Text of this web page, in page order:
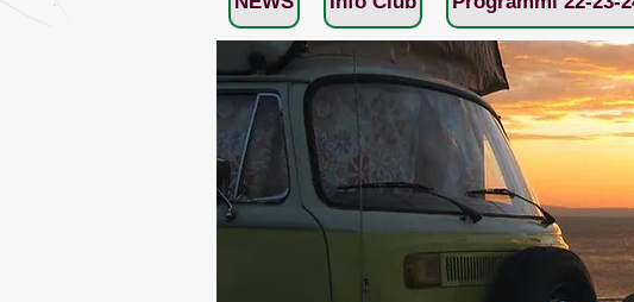
< Back
0000